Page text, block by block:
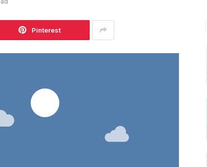
Pinterest